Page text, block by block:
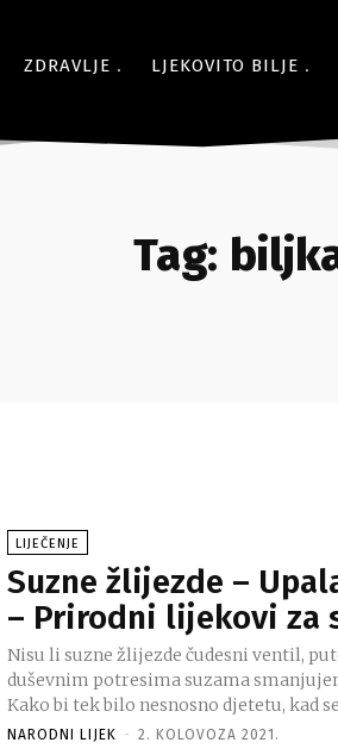
ZDRAVLJE LJEKOVITO BILJE
Tag:
LIJEČENJE
Suzne žlijezde –
– Prirodni lijekovi za
Nisu li suzne žlijezde čudesni ventil,
duševnim potresima suzama
Kako bi tek bilo nesnosno djetetu, kad se
NARODNI LIJEK - 2. KOLOVOZA 2021.